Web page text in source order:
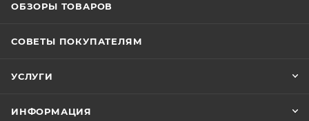
ОБЗОРЫ ТОВАРОВ
СОВЕТЫ ПОКУПАТЕЛЯМ
УСЛУГИ
ИНФОРМАЦИЯ